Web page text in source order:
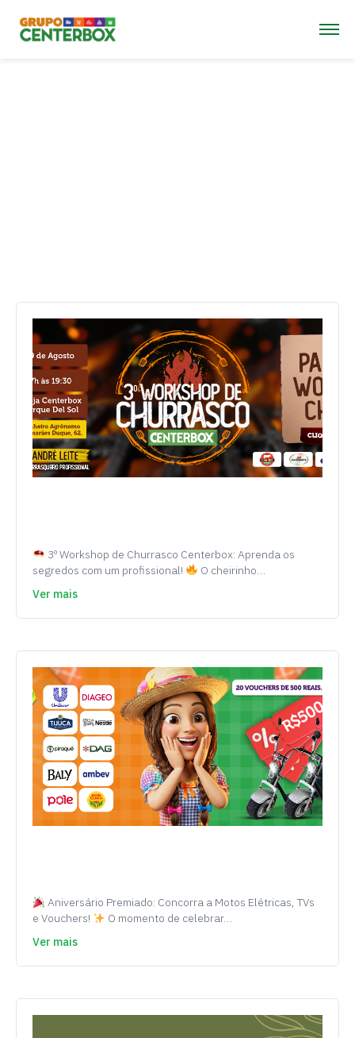
3º Workshop de Churrasco Centerbox: Aprenda os
segredos com um profissional!
O cheirinho…
Ver mais
Aniversário Premiado: Concorra a Motos Elétricas, TVs
e Vouchers!
O momento de celebrar…
Ver mais